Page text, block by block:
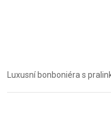
Luxusní bonboniéra s